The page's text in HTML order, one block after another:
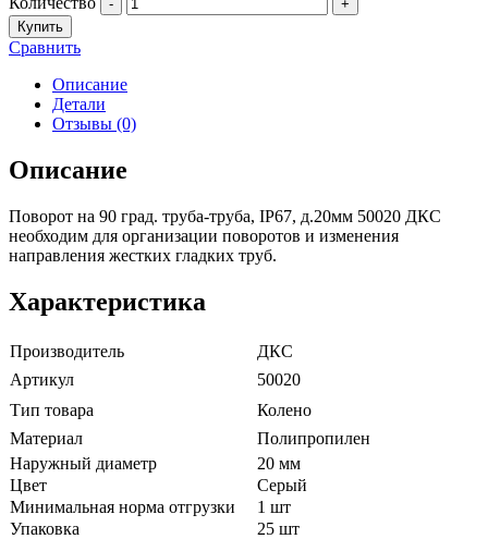
-
+
Купить
Сравнить
Описание
Детали
Отзывы (0)
Описание
Поворот на 90 град. труба-труба, IP67, д.20мм 50020 ДКС
необходим для организации поворотов и изменения
направления жестких гладких труб.
Характеристика
Производитель
ДКС
Артикул
50020
Тип товара
Колено
Материал
Полипропилен
Наружный диаметр
20 мм
Цвет
Серый
Минимальная норма отгрузки
1 шт
Упаковка
25 шт